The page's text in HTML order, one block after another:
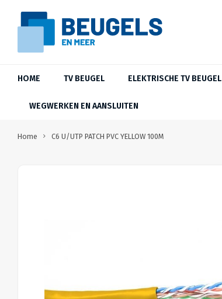
HOME TV BEUGEL ELEKTRISCHE TV BEUGEL
WEGWERKEN EN AANSLUITEN
Home C6 U/UTP PATCH PVC YELLOW 100M